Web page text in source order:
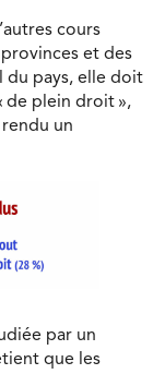
cours
et des
du pays, elle doit
de plein droit »,
un
par un
que les